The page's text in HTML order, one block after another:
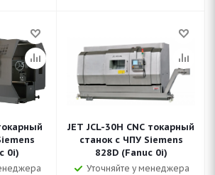
0i)
JET JCL-30H CNC токарный
станок с ЧПУ Siemens
828D (Fanuc 0i)
Уточняйте у менеджера